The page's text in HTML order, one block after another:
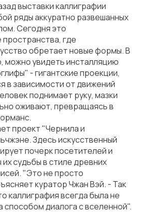
выставки каллиграфии
ряды аккуратно развешанных
Сегодня это
где
обретает новые формы. В
можно увидеть инсталляцию
- гигантские проекции,
в зависимости от движений
поднимает руку, мазки
оживают, превращаясь в
проект "Чернила и
Здесь искусственный
почерк посетителей и
судьбы в стиле древних
"Это не просто
куратор Чжан Вэй. - Так
каллиграфия всегда была не
способом диалога с вселенной".